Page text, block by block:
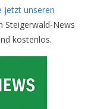
jetzt unseren
Steigerwald-News
kostenlos.